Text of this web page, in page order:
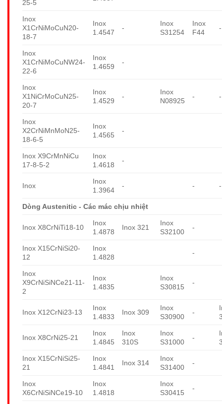
25-5
Inox
X1CrNiMoCuN20-
18-7
Inox
1.4547
-
Inox
S31254
Inox
F44
-
Inox
X1CrNiMoCuNW24-
22-6
Inox
1.4659
-
Inox
X1NiCrMoCuN25-
20-7
Inox
1.4529
-
Inox
N08925
- -
Inox
X2CrNiMnMoN25-
18-6-5
Inox
1.4565
-
Inox X9CrMnNiCu
17-8-5-2
Inox
1.4618
-
Inox
Inox
1.3964
- - -
Dòng Austenitic - Các mác chịu nhiệt
Inox X8CrNiTi18-10
Inox
1.4878
Inox 321
Inox
S32100
-
Inox X15CrNiSi20-
12
Inox
1.4828
-
Inox
X9CrNiSiNCe21-11-
2
Inox
1.4835
Inox
S30815
-
Inox X12CrNi23-13
Inox
1.4833
Inox 309
Inox
S30900
-
Inox X8CrNi25-21
Inox
1.4845
Inox
310S
Inox
S31000
-
Inox X15CrNiSi25-
21
Inox
1.4841
Inox 314
Inox
S31400
-
Inox
X6CrNiSiNCe19-10
Inox
1.4818
Inox
S30415
-